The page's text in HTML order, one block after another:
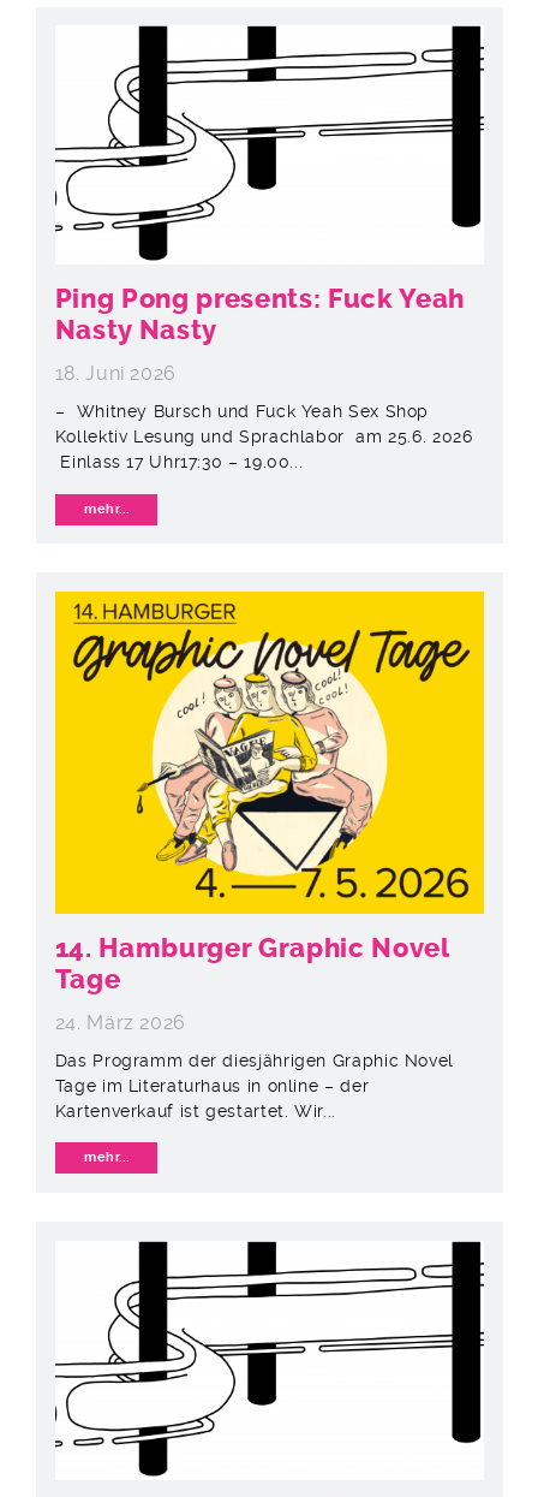
Ping Pong presents: Fuck Yeah
Nasty Nasty
18. Juni 2026
– Whitney Bursch und Fuck Yeah Sex Shop
Kollektiv Lesung und Sprachlabor am 25.6. 2026
Einlass 17 Uhr17:30 – 19.00...
mehr...
14. Hamburger Graphic Novel
Tage
24. März 2026
Das Programm der diesjährigen Graphic Novel
Tage im Literaturhaus in online – der
Kartenverkauf ist gestartet. Wir...
mehr...